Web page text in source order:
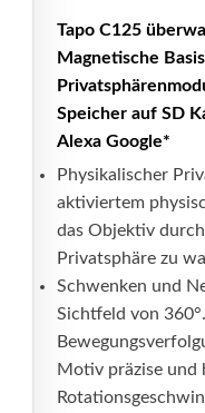
Tapo C125
Magnetische
Speicher auf SD
Alexa Google*
Physikalischer
aktiviertem
das Objektiv
Privatsphäre zu
Schwenken und
Sichtfeld von
Motiv präzise und